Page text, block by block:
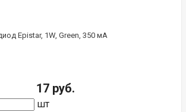
Epistar, 1W, Green, 350 мА
17 руб.
шт